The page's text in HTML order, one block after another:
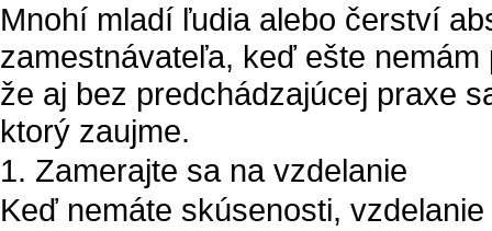
Mnohí mladí ľudia alebo čerství
zamestnávateľa, keď ešte
že aj bez predchádzajúcej praxe
ktorý zaujme.
1. Zamerajte sa na vzdelanie
Keď nemáte skúsenosti,